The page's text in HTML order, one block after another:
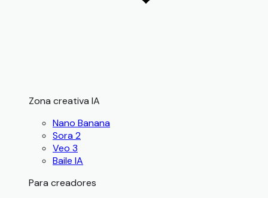
Zona creativa IA
Nano Banana
Sora 2
Veo 3
Baile IA
Para creadores